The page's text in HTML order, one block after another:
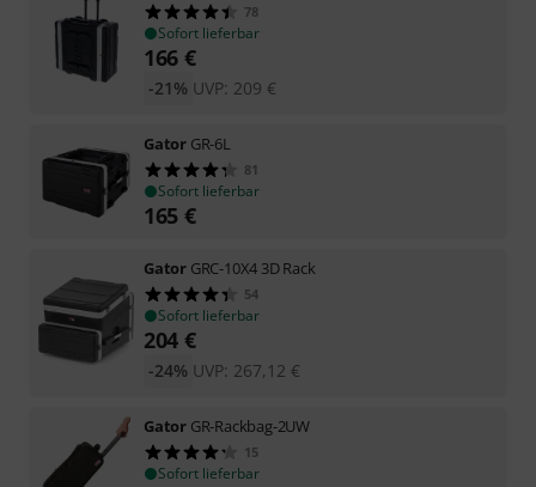
78
Sofort lieferbar
166 €
UVP: 209 €
-21%
Gator GR-6L
81
Sofort lieferbar
165 €
Gator GRC-10X4 3D Rack
54
Sofort lieferbar
204 €
UVP: 267,12 €
-24%
Gator GR-Rackbag-2UW
15
Sofort lieferbar